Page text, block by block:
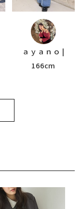
ａｙａｎｏ |
166cm